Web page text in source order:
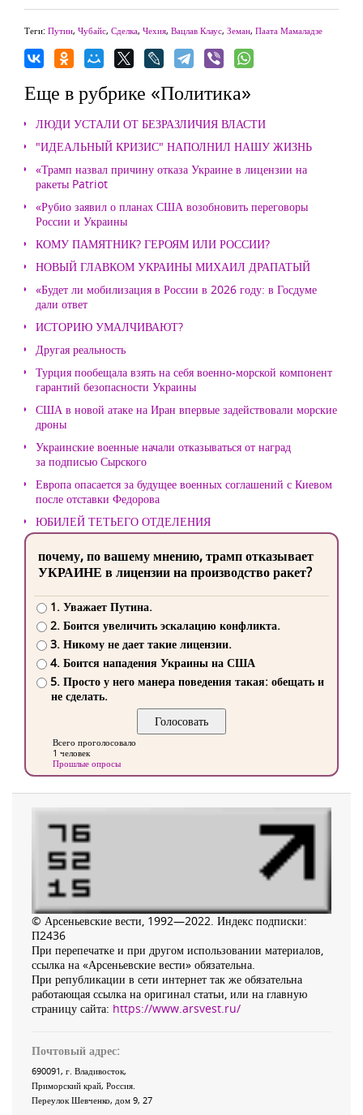
Теги: Путин, Чубайс, Сделка, Чехия, Вацлав Клаус, Земан, Паата Мамаладзе
Еще в рубрике «Политика»
ЛЮДИ УСТАЛИ ОТ БЕЗРАЗЛИЧИЯ ВЛАСТИ
"ИДЕАЛЬНЫЙ КРИЗИС" НАПОЛНИЛ НАШУ ЖИЗНЬ
«Трамп назвал причину отказа Украине в лицензии на
ракеты Patriot
«Рубио заявил о планах США возобновить переговоры
России и Украины
КОМУ ПАМЯТНИК? ГЕРОЯМ ИЛИ РОССИИ?
НОВЫЙ ГЛАВКОМ УКРАИНЫ МИХАИЛ ДРАПАТЫЙ
«Будет ли мобилизация в России в 2026 году: в Госдуме
дали ответ
ИСТОРИЮ УМАЛЧИВАЮТ?
Другая реальность
Турция пообещала взять на себя военно-морской компонент
гарантий безопасности Украины
США в новой атаке на Иран впервые задействовали морские
дроны
Украинские военные начали отказываться от наград
за подписью Сырского
Европа опасается за будущее военных соглашений с Киевом
после отставки Федорова
ЮБИЛЕЙ ТЕТЬЕГО ОТДЕЛЕНИЯ
почему, по вашему мнению, трамп отказывает
УКРАИНЕ в лицензии на производство ракет?
1. Уважает Путина.
2. Боится увеличить эскалацию конфликта.
3. Никому не дает такие лицензии.
4. Боится нападения Украины на США
5. Просто у него манера поведения такая: обещать и
не сделать.
Всего проголосовало
1 человек
Прошлые опросы
© Арсеньевские вести, 1992—2022. Индекс подписки:
П2436
При перепечатке и при другом использовании материалов,
ссылка на «Арсеньевские вести» обязательна.
При републикации в сети интернет так же обязательна
работающая ссылка на оригинал статьи, или на главную
страницу сайта: https://www.arsvest.ru/
Почтовый адрес:
690091, г. Владивосток,
Приморский край, Россия
Переулок Шевченко, дом 9, 27